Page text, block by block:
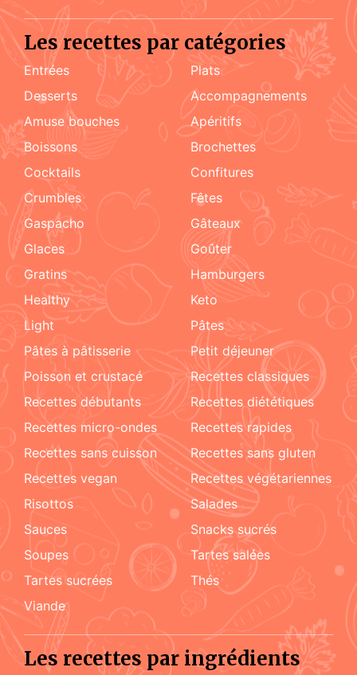
Les recettes par catégories
Entrées
Plats
Desserts
accompagnements
amuse bouches
apéritifs
boissons
brochettes
cocktails
confitures
crumbles
fêtes
Gaspacho
gâteaux
glaces
goûter
gratins
hamburgers
healthy
keto
light
pâtes
pâtes à pâtisserie
petit déjeuner
poisson et crustacé
recettes classiques
recettes débutants
recettes diététiques
recettes micro-ondes
recettes rapides
recettes sans cuisson
recettes sans gluten
recettes vegan
recettes végétariennes
risottos
salades
sauces
snacks sucrés
soupes
tartes salées
tartes sucrées
Thés
viande
Les recettes par ingrédients